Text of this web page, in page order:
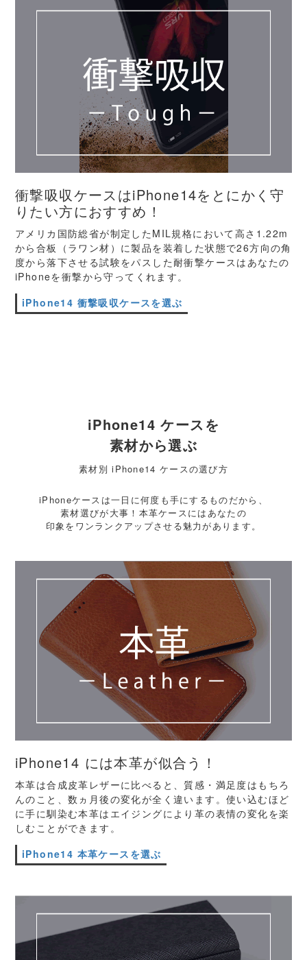
衝撃吸収ケースはiPhone14をとにかく守
りたい方におすすめ！
アメリカ国防総省が制定したMIL規格において高さ1.22m
から合板（ラワン材）に製品を装着した状態で26方向の角
度から落下させる試験をパスした耐衝撃ケースはあなたの
iPhoneを衝撃から守ってくれます。
iPhone14 衝撃吸収ケースを選ぶ
iPhone14 ケースを
素材から選ぶ
素材別 iPhone14 ケースの選び方
iPhoneケースは一日に何度も手にするものだから、
素材選びが大事！本革ケースにはあなたの
印象をワンランクアップさせる魅力があります。
iPhone14 には本革が似合う！
本革は合成皮革レザーに比べると、質感・満足度はもちろ
んのこと、数ヵ月後の変化が全く違います。使い込むほど
に手に馴染む本革はエイジングにより革の表情の変化を楽
しむことができます。
iPhone14 本革ケースを選ぶ